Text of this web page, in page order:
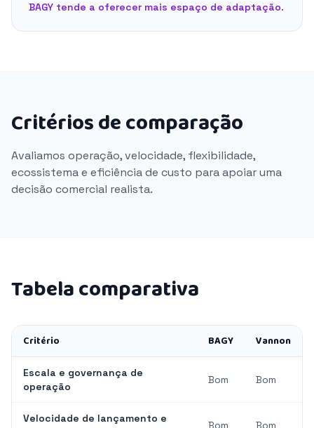
BAGY tende a oferecer mais espaço de adaptação.
Critérios de comparação
Avaliamos operação, velocidade, flexibilidade,
ecossistema e eficiência de custo para apoiar uma
decisão comercial realista.
Tabela comparativa
Critério BAGY Vannon
Escala e governança de
operação
Bom Bom
Velocidade de lançamento e
Bom Bom